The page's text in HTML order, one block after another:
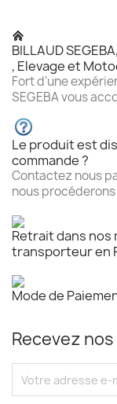
BILLAUD
, Elevage et
Fort d'une
SEGEBA vous
Le produit est
commande ?
Contactez nous
nous
Retrait dans nos
transporteur en
Mode de
Recevez